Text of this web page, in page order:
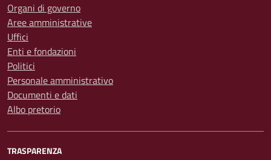
Organi di governo
Aree amministrative
Uffici
Enti e fondazioni
Politici
Personale amministrativo
Documenti e dati
Albo pretorio
TRASPARENZA